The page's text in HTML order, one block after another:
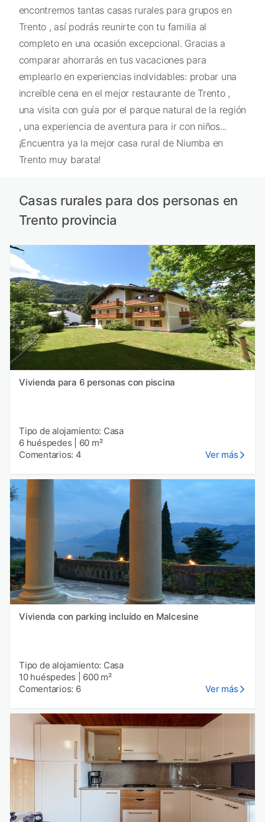
encontremos tantas casas rurales para grupos en
Trento , así podrás reunirte con tu familia al
completo en una ocasión excepcional. Gracias a
comparar ahorrarás en tus vacaciones para
emplearlo en experiencias inolvidables: probar una
increíble cena en el mejor restaurante de Trento ,
una visita con guía por el parque natural de la región
, una experiencia de aventura para ir con niños...
¡Encuentra ya la mejor casa rural de Niumba en
Trento muy barata!
Casas rurales para dos personas en
Trento provincia
Vivienda para 6 personas con piscina
Tipo de alojamiento: Casa
6 huéspedes
60 m²
Comentarios: 4
Ver más
Vivienda con parking incluído en Malcesine
Tipo de alojamiento: Casa
10 huéspedes
600 m²
Comentarios: 6
Ver más